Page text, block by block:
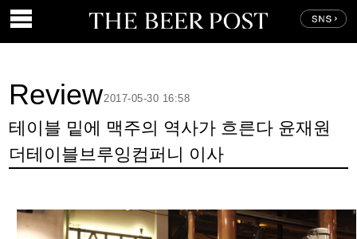
Review
테이블 밑에 맥주의 역사가 흐른다 윤재원
더테이블브루잉컴퍼니 이사
2017-05-30 16:58